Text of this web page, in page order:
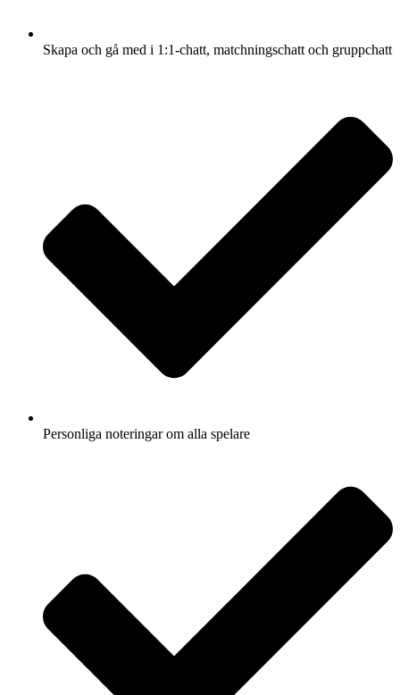
Skapa och gå med i 1:1-chatt, matchningschatt och gruppchatt
Personliga noteringar om alla spelare